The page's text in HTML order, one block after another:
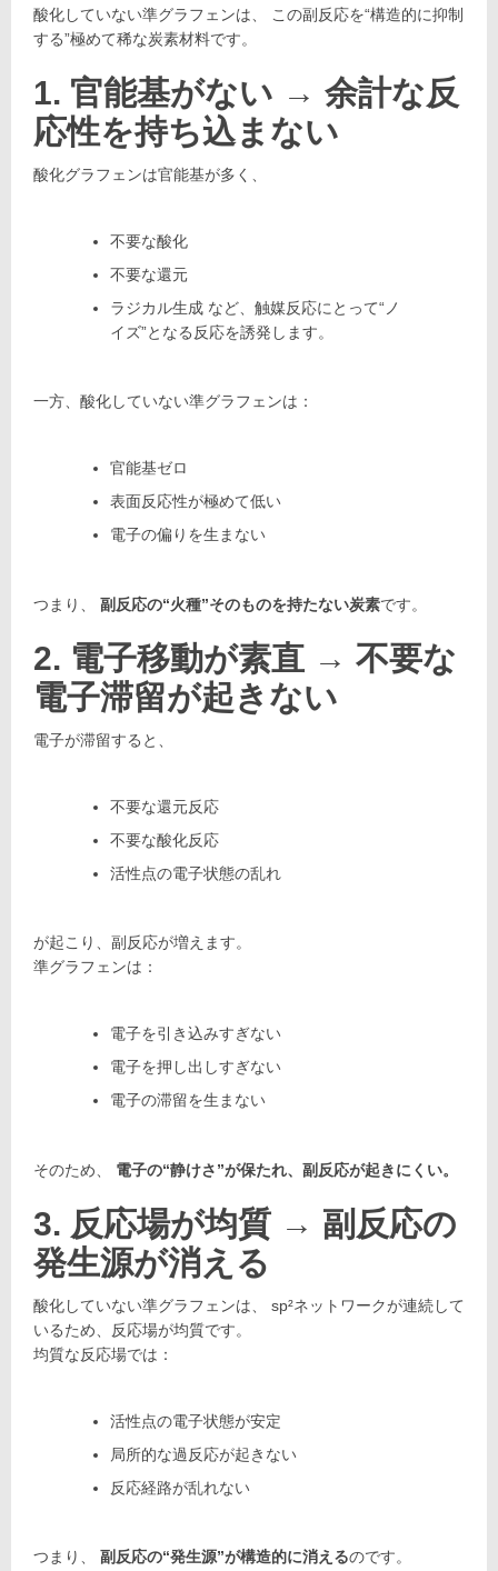
酸化していない準グラフェンは、 この副反応を“構造的に抑制
する”極めて稀な炭素材料です。
1. 官能基がない → 余計な反
応性を持ち込まない
酸化グラフェンは官能基が多く、
不要な酸化
不要な還元
ラジカル生成 など、触媒反応にとって“ノ
イズ”となる反応を誘発します。
一方、酸化していない準グラフェンは：
官能基ゼロ
表面反応性が極めて低い
電子の偏りを生まない
つまり、 副反応の“火種”そのものを持たない炭素です。
2. 電子移動が素直 → 不要な
電子滞留が起きない
電子が滞留すると、
不要な還元反応
不要な酸化反応
活性点の電子状態の乱れ
が起こり、副反応が増えます。
準グラフェンは：
電子を引き込みすぎない
電子を押し出しすぎない
電子の滞留を生まない
そのため、 電子の“静けさ”が保たれ、副反応が起きにくい。
3. 反応場が均質 → 副反応の
発生源が消える
酸化していない準グラフェンは、 sp²ネットワークが連続して
いるため、反応場が均質です。
均質な反応場では：
活性点の電子状態が安定
局所的な過反応が起きない
反応経路が乱れない
つまり、 副反応の“発生源”が構造的に消えるのです。